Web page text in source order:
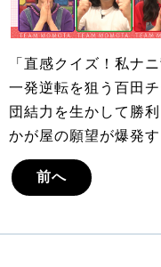
「直感クイズ！私ナ
一発逆転を狙う百田
団結力を生かして勝
かが屋の願望が爆発
前へ